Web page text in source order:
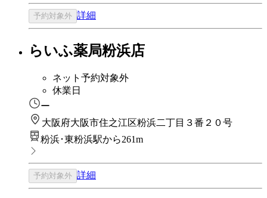
予約対象外 詳細
らいふ薬局粉浜店
ネット予約対象外
休業日
ー
大阪府大阪市住之江区粉浜二丁目３番２０号
粉浜･東粉浜駅から261m
予約対象外 詳細